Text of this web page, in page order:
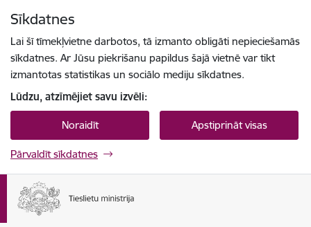
Sīkdatnes
Lai šī tīmekļvietne darbotos, tā izmanto obligāti nepieciešamās
sīkdatnes. Ar Jūsu piekrišanu papildus šajā vietnē var tikt
izmantotas statistikas un sociālo mediju sīkdatnes.
Lūdzu, atzīmējiet savu izvēli:
Noraidīt Apstiprināt visas
Pārvaldīt sīkdatnes